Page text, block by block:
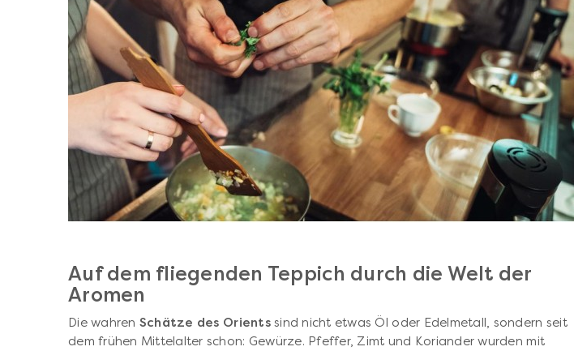
Auf dem fliegenden Teppich durch die Welt der
Aromen
Die wahren Schätze des Orientssind nicht etwas Öl oder Edelmetall, sondern seit
dem frühen Mittelalter schon: Gewürze. Pfeffer, Zimt und Koriander wurden mit